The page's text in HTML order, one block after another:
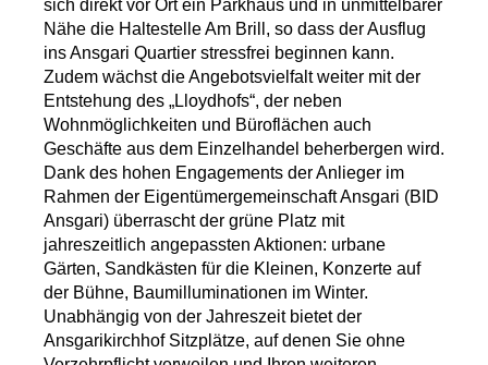
sich direkt vor Ort ein Parkhaus und in unmittelbarer
Nähe die Haltestelle Am Brill, so dass der Ausflug
ins Ansgari Quartier stressfrei beginnen kann.
Zudem wächst die Angebotsvielfalt weiter mit der
Entstehung des „Lloydhofs“, der neben
Wohnmöglichkeiten und Büroflächen auch
Geschäfte aus dem Einzelhandel beherbergen wird.
Dank des hohen Engagements der Anlieger im
Rahmen der Eigentümergemeinschaft Ansgari (BID
Ansgari) überrascht der grüne Platz mit
jahreszeitlich angepassten Aktionen: urbane
Gärten, Sandkästen für die Kleinen, Konzerte auf
der Bühne, Baumilluminationen im Winter.
Unabhängig von der Jahreszeit bietet der
Ansgarikirchhof Sitzplätze, auf denen Sie ohne